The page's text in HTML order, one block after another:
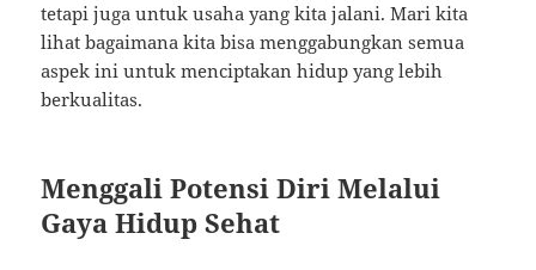
tetapi juga untuk usaha yang kita jalani. Mari kita
lihat bagaimana kita bisa menggabungkan semua
aspek ini untuk menciptakan hidup yang lebih
berkualitas.
Menggali Potensi Diri Melalui
Gaya Hidup Sehat